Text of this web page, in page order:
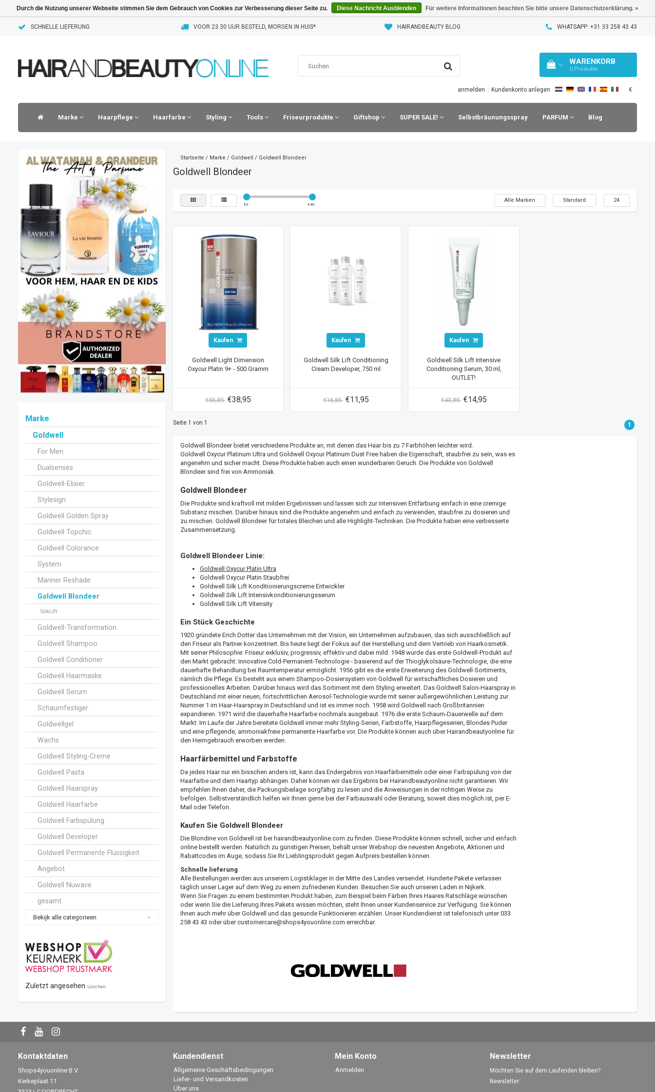
SCHNELLE LIEFERUNG VOOR 23.30 UUR BESTELD, MORGEN IN HUIS* HAIRANDBEAUTY BLOG WHATSAPP: +31 33 258 43 43
WARENKORB
0 Produkte
anmelden Kundenkonto anlegen €
Marke Haarpflege Haarfarbe Styling Tools Friseurprodukte Giftshop SUPER SALE! Selbstbräunungsspray PARFUM Blog
Marke
Goldwell
For Men
Dualsenses
Goldwell-Elixier
Stylesign
Goldwell Golden Spray
Goldwell Topchic
Goldwell Colorance
System
Männer Reshade
Goldwell Blondeer
SilkLift
Goldwell-Transformation
Goldwell Shampoo
Goldwell Conditioner
Goldwell Haarmaske
Goldwell Serum
Schaumfestiger
Goldwellgel
Wachs
Goldwell Styling-Creme
Goldwell Pasta
Goldwell Haarspray
Goldwell Haarfarbe
Goldwell Farbspülung
Goldwell Developer
Goldwell Permanente Flüssigkeit
Angebot
Goldwell Nuwave
gesamt
Bekijk alle categorieen
Zuletzt angesehen Löschen
Startseite / Marke / Goldwell / Goldwell Blondeer
Goldwell Blondeer
€0 €40
Alle Marken Standard 24
Kaufen
Goldwell Light Dimension
Oxycur Platin 9+ - 500 Gramm
€56,85 €38,95
Kaufen
Goldwell Silk Lift Conditioning
Cream Developer, 750 ml
€16,85 €11,95
Kaufen
Goldwell Silk Lift Intensive
Conditioning Serum, 30 ml,
OUTLET!
€43,85 €14,95
Seite 1 von 1 1
Goldwell Blondeer bietet verschiedene Produkte an, mit denen das Haar bis zu 7 Farbhöhen leichter wird.
Goldwell Oxycur Platinum Ultra und Goldwell Oxycur Platinum Dust Free haben die Eigenschaft, staubfrei zu sein, was es
angenehm und sicher macht. Diese Produkte haben auch einen wunderbaren Geruch. Die Produkte von Goldwell
Blondeer sind frei von Ammoniak.
Goldwell Blondeer
Die Produkte sind kraftvoll mit milden Ergebnissen und lassen sich zur intensiven Entfärbung einfach in eine cremige
Substanz mischen. Darüber hinaus sind die Produkte angenehm und einfach zu verwenden, staubfrei zu dosieren und
zu mischen. Goldwell Blondeer für totales Bleichen und alle Highlight-Techniken. Die Produkte haben eine verbesserte
Zusammensetzung.
Goldwell Blondeer Linie:
Goldwell Oxycur Platin Ultra
Goldwell Oxycur Platin Staubfrei
Goldwell Silk Lift Konditionierungscreme Entwickler
Goldwell Silk Lift Intensivkonditionierungsserum
Goldwell Silk Lift Vitensity
Ein Stück Geschichte
1920 gründete Erich Dotter das Unternehmen mit der Vision, ein Unternehmen aufzubauen, das sich ausschließlich auf
den Friseur als Partner konzentriert. Bis heute liegt der Fokus auf der Herstellung und dem Vertrieb von Haarkosmetik.
Mit seiner Philosophie: Friseur exklusiv, progressiv, effektiv und dabei mild. 1948 wurde das erste Goldwell-Produkt auf
den Markt gebracht: Innovative Cold-Permanent-Technologie - basierend auf der Thioglykolsäure-Technologie, die eine
dauerhafte Behandlung bei Raumtemperatur ermöglicht. 1956 gibt es die erste Erweiterung des Goldwell-Sortiments,
nämlich die Pflege. Es besteht aus einem Shampoo-Dosiersystem von Goldwell für wirtschaftliches Dosieren und
professionelles Arbeiten. Darüber hinaus wird das Sortiment mit dem Styling erweitert. Das Goldwell Salon-Haarspray in
Deutschland mit einer neuen, fortschrittlichen Aerosol-Technologie wurde mit seiner außergewöhnlichen Leistung zur
Nummer 1 im Haar-Haarspray in Deutschland und ist es immer noch. 1958 wird Goldwell nach Großbritannien
expandieren. 1971 wird die dauerhafte Haarfarbe nochmals ausgebaut. 1976 die erste Schaum-Dauerwelle auf dem
Markt: Im Laufe der Jahre bereitete Goldwell immer mehr Styling-Serien, Farbstoffe, Haarpflegeserien, Blondes Puder
und eine pflegende, ammoniakfreie permanente Haarfarbe vor. Die Produkte können auch über Hairandbeautyonline für
den Heimgebrauch erworben werden.
Haarfärbemittel und Farbstoffe
Da jedes Haar nur ein bisschen anders ist, kann das Endergebnis von Haarfärbemitteln oder einer Farbspülung von der
Haarfarbe und dem Haartyp abhängen. Daher können wir das Ergebnis bei Hairandbeautyonline nicht garantieren. Wir
empfehlen Ihnen daher, die Packungsbeilage sorgfältig zu lesen und die Anweisungen in der richtigen Weise zu
befolgen. Selbstverständlich helfen wir Ihnen gerne bei der Farbauswahl oder Beratung, soweit dies möglich ist, per E-
Mail oder Telefon.
Kaufen Sie Goldwell Blondeer
Die Blondine von Goldwell ist bei hairandbeautyonline.com zu finden. Diese Produkte können schnell, sicher und einfach
online bestellt werden. Natürlich zu günstigen Preisen, behält unser Webshop die neuesten Angebote, Aktionen und
Rabattcodes im Auge, sodass Sie Ihr Lieblingsprodukt gegen Aufpreis bestellen können.
Schnelle lieferung
Alle Bestellungen werden aus unserem Logistiklager in der Mitte des Landes versendet. Hunderte Pakete verlassen
täglich unser Lager auf dem Weg zu einem zufriedenen Kunden. Besuchen Sie auch unseren Laden in Nijkerk.
Wenn Sie Fragen zu einem bestimmten Produkt haben, zum Beispiel beim Färben Ihres Haares Ratschläge wünschen
oder wenn Sie die Lieferung Ihres Pakets wissen möchten, steht Ihnen unser Kundenservice zur Verfügung. Sie können
Ihnen auch mehr über Goldwell und das gesunde Funktionieren erzählen. Unser Kundendienst ist telefonisch unter 033
258 43 43 oder übercustomercare@shops4youonline.com erreichbar.
Kontaktdaten
Shops4youonline B.V.
Kerkeplaat 11
Kundendienst
Allgemeine Geschäftsbedingungen
Liefer- und Versandkosten
Über uns
Mein Konto
Anmelden
Newsletter
Möchten Sie auf dem Laufenden bleiben?
Newsletter:
Durch die Nutzung unserer Webseite stimmen Sie dem Gebrauch von Cookies zur Verbesserung dieser Seite zu. Diese Nachricht Ausblenden Für weitere Informationen beachten Sie bitte unsere Datenschutzerklärung. »